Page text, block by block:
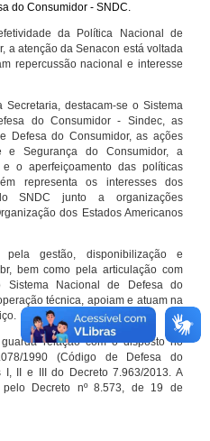
do Consumidor - SNDC.
da Política Nacional de
a atenção da Senacon está voltada
repercussão nacional e interesse
Secretaria, destacam-se o Sistema
do Consumidor - Sindec, as
Defesa do Consumidor, as ações
e Segurança do Consumidor, a
o aperfeiçoamento das políticas
representa os interesses dos
SNDC junto a organizações
dos Estados Americanos
gestão, disponibilização e
bem como pela articulação com
Sistema Nacional de Defesa do
técnica, apoiam e atuam na
relação com o disposto no
1990 (Código de Defesa do
I, II e III do Decreto 7.963/2013. A
pelo Decreto nº 8.573, de 19 de